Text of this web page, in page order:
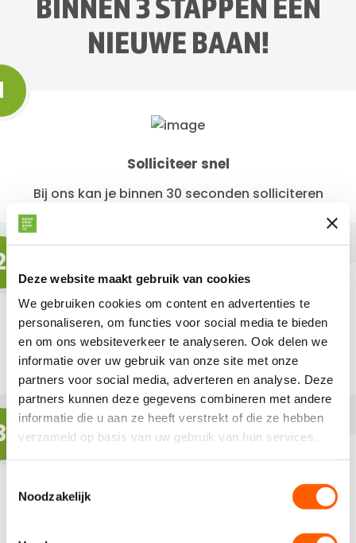
Deze website maakt gebruik van cookies
We gebruiken cookies om content en advertenties te
personaliseren, om functies voor social media te bieden
en om ons websiteverkeer te analyseren. Ook delen we
informatie over uw gebruik van onze site met onze
partners voor social media, adverteren en analyse. Deze
partners kunnen deze gegevens combineren met andere
informatie die u aan ze heeft verstrekt of die ze hebben
verzameld op basis van uw gebruik van hun services.
Noodzakelijk
NIEUWE BAAN!
Solliciteer snel
Bij ons kan je binnen 30 seconden solliciteren
Binnen 24 uur antwoord
Wij beantwoorden jouw sollicitatie binnen 1 dag
Wij nodigen je zo snel mogelijk uit voor een